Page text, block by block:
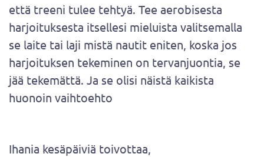
että treeni tulee tehtyä. Tee aerobisesta
harjoituksesta itsellesi mieluista valitsemalla
se laite tai laji mistä nautit eniten, koska jos
harjoituksen tekeminen on tervanjuontia, se
jää tekemättä. Ja se olisi näistä kaikista
huonoin vaihtoehto
Ihania kesäpäiviä toivottaa,